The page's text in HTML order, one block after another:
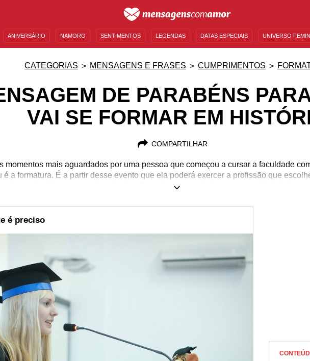
ANIVERSÁRIO NAMORO SENTIMENTOS LEGENDAS DATAS ESPECIAIS UNIVERSO
CATEGORIAS MENSAGENS E FRASES CUMPRIMENTOS
DE PARABÉNS
VAI SE FORMAR EM
COMPARTILHAR
momentos mais aguardados por uma pessoa que começou a cursar a faculdade
é a formatura. É a partir desse evento que ela poderá exercer a profissão que
amigos e familiares que toda a dedicação valeu a pena. A formatura em história deve
da sociedade e no papel que ela pode exercer para que os povos do mundo vivam
mensagem de parabéns, cheia de carinho, para quem vai se formar em
é preciso